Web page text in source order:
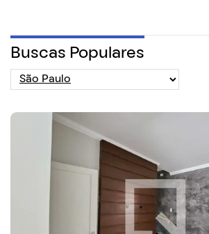
Buscas Populares